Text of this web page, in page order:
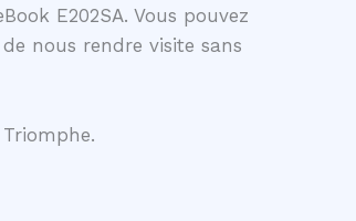
E202SA. Vous pouvez
nous rendre visite sans